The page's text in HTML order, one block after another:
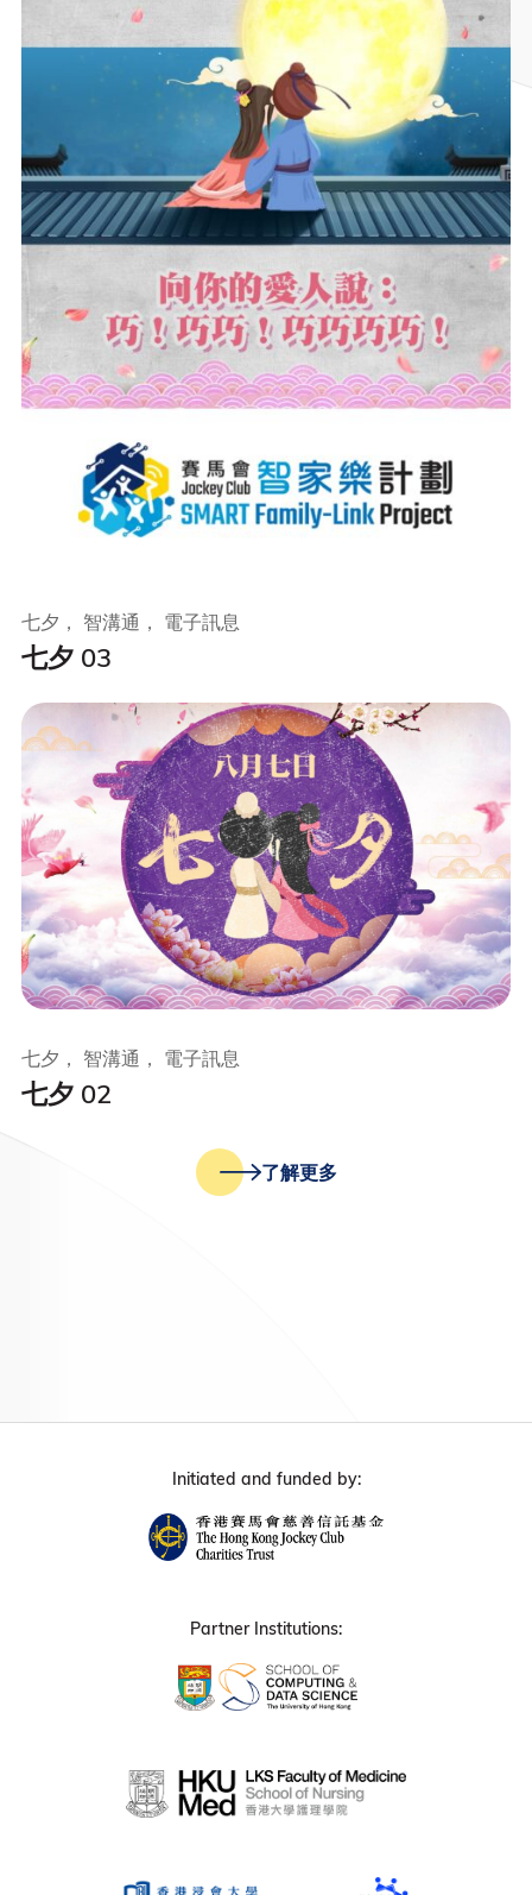
七夕 03
七夕， 智溝通， 電子訊息
七夕 02
七夕， 智溝通， 電子訊息
了解更多
Initiated and funded by:
Partner Institutions: